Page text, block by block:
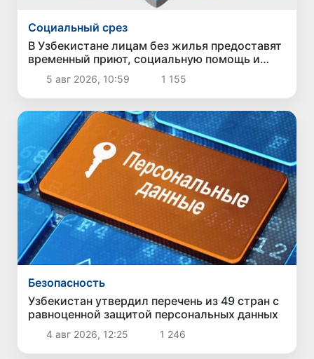
Социальный срез
В Узбекистане лицам без жилья предоставят
временный приют, социальную помощь и
возможность трудоустройства
5 авг 2026, 10:59 1 155
Безопасность
Узбекистан утвердил перечень из 49 стран с
равноценной защитой персональных данных
4 авг 2026, 12:25 1 246